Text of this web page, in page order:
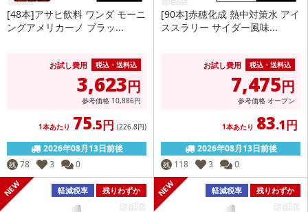
[48本]アサヒ飲料 ワンダ モーニ
ングアメリカーノ ブラッ...
お試し費用 税込・送料込
3,623円
参考価格 10,886円
1本あたり 75.5円 (226.8円)
2026年08月13日前後
残 78 3 0
[90本]赤穂化成 熱中対策水 アイ
ススラリー サイダー風味...
お試し費用 税込・送料込
7,475円
参考価格 オープン
1本あたり 83.1円
2026年08月13日前後
残 118 3 0
軽減税率 残りわずか 軽減税率 残りわずか